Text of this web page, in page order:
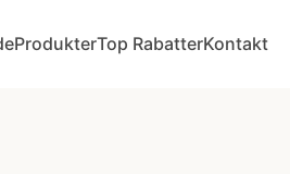
ProdukterTop RabatterKontakt